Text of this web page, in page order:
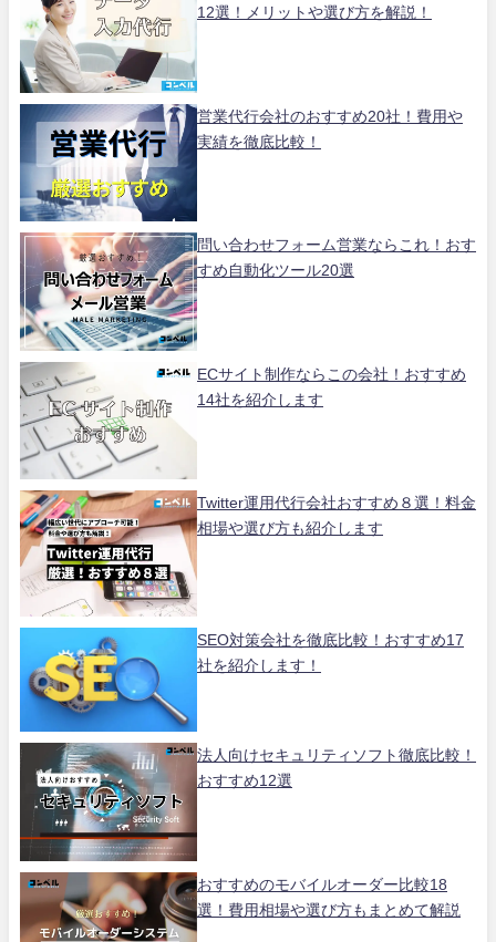
12選！メリットや選び方を解説！
営業代行会社のおすすめ20社！費用や
実績を徹底比較！
問い合わせフォーム営業ならこれ！おす
すめ自動化ツール20選
ECサイト制作ならこの会社！おすすめ
14社を紹介します
Twitter運用代行会社おすすめ８選！料金
相場や選び方も紹介します
SEO対策会社を徹底比較！おすすめ17
社を紹介します！
法人向けセキュリティソフト徹底比較！
おすすめ12選
おすすめのモバイルオーダー比較18
選！費用相場や選び方もまとめて解説